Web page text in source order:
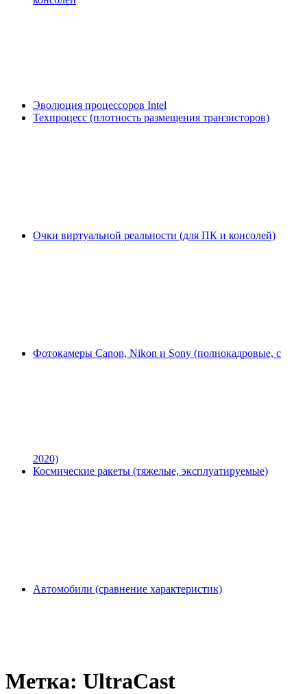
Эволюция процессоров Intel
Техпроцесс (плотность размещения транзисторов)
Очки виртуальной реальности (для ПК и консолей)
Фотокамеры Canon, Nikon и Sony (полнокадровые, с
2020)
Космические ракеты (тяжелые, эксплуатируемые)
Автомобили (сравнение характеристик)
Метка: UltraCast